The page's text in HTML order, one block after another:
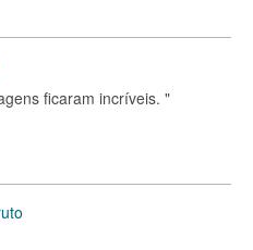
ficaram incríveis. "